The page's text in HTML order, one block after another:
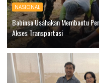
NASIONAL
Babinsa Usahakan Membantu
Akses Transportasi